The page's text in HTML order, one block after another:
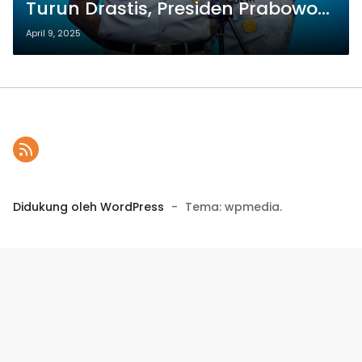
Turun Drastis, Presiden Prabowo
Subianto Apresiasi Suksesnya
Pelaksanaan Arus Mudik dan
Balik Idulfitri 2025
April 9, 2025
Didukung oleh WordPress - Tema: wpmedia.